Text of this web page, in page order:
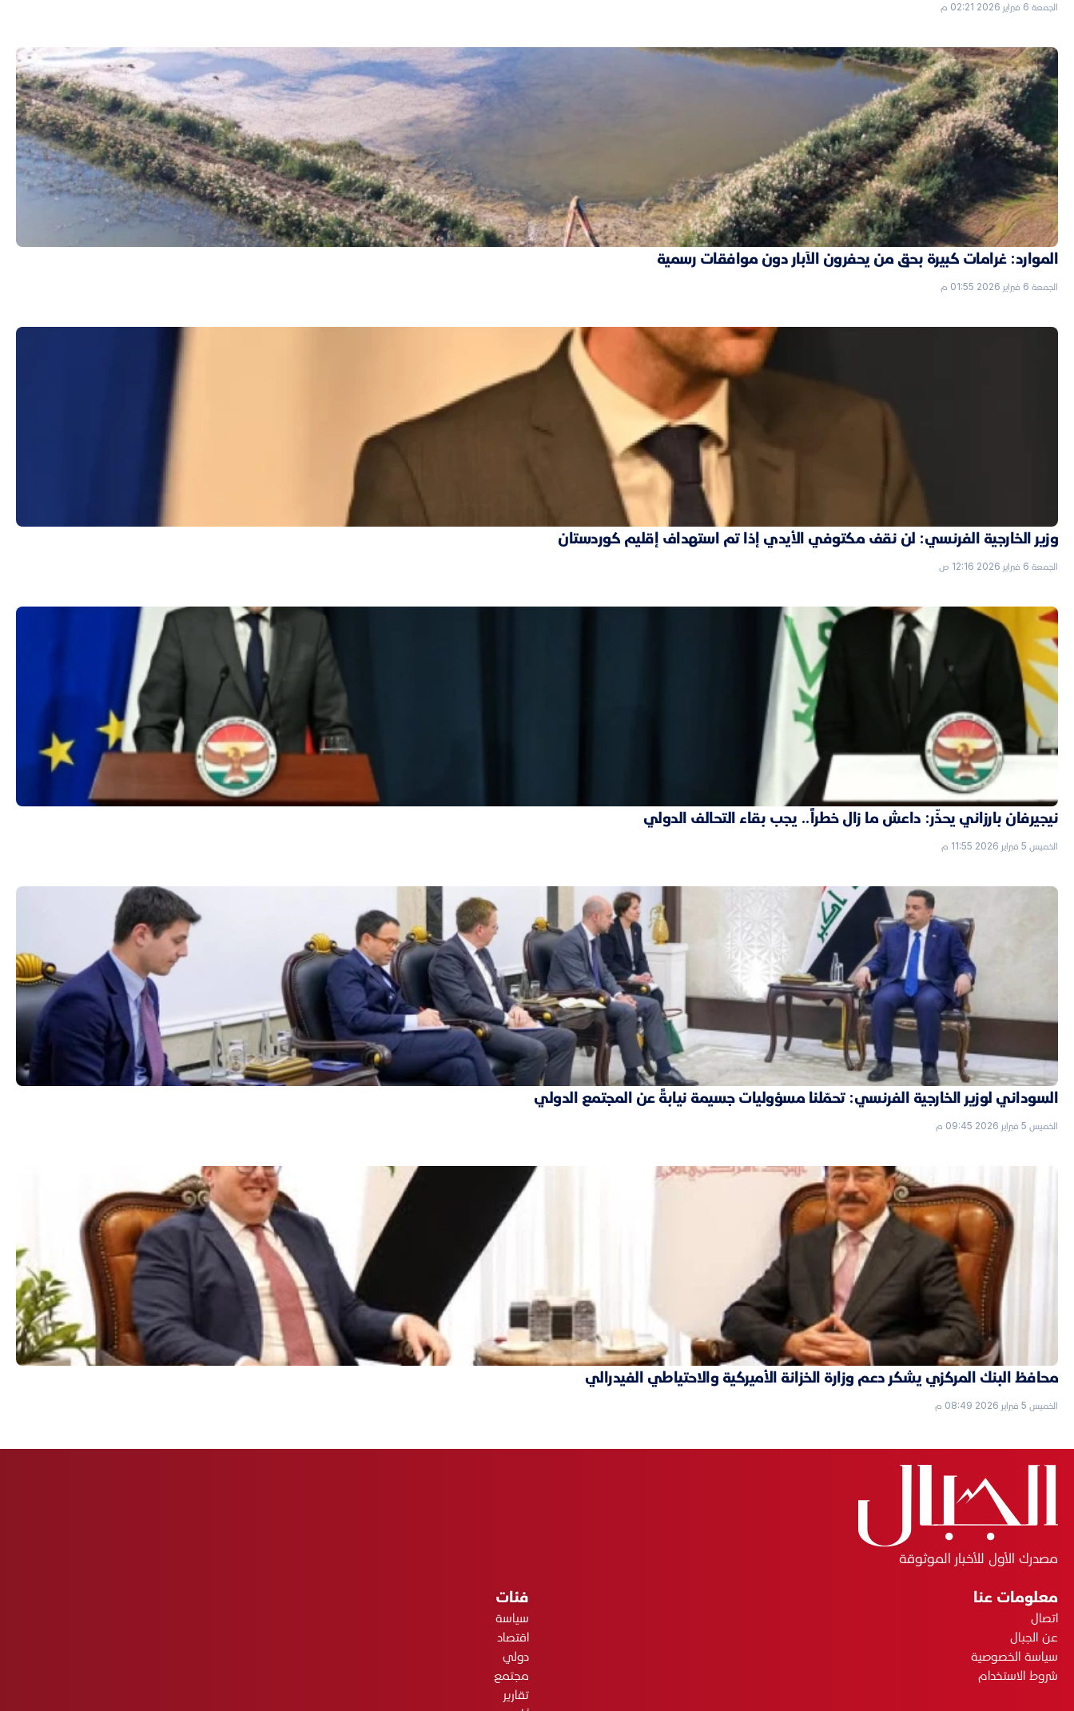
الجمعة 6 فبراير 2026 02:21 م
الموارد: غرامات كبيرة بحق من يحفرون الآبار دون موافقات رسمية
الجمعة 6 فبراير 2026 01:55 م
وزير الخارجية الفرنسي: لن نقف مكتوفي الأيدي إذا تم استهداف إقليم كوردستان
الجمعة 6 فبراير 2026 12:16 ص
نيجيرفان بارزاني يحذّر: داعش ما زال خطراً.. يجب بقاء التحالف الدولي
الخميس 5 فبراير 2026 11:55 م
السوداني لوزير الخارجية الفرنسي: تحمّلنا مسؤوليات جسيمة نيابةً عن المجتمع الدولي
الخميس 5 فبراير 2026 09:45 م
محافظ البنك المركزي يشكر دعم وزارة الخزانة الأميركية والاحتياطي الفيدرالي
الخميس 5 فبراير 2026 08:49 م
مصدرك الأول للأخبار الموثوقة
معلومات عنا
اتصال
عن الجبال
سياسة الخصوصية
شروط الاستخدام
فئات
سياسة
اقتصاد
دولي
مجتمع
تقارير